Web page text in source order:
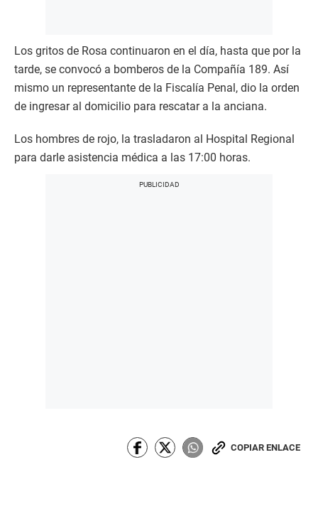
Los gritos de Rosa continuaron en el día, hasta que por la
tarde, se convocó a bomberos de la Compañía 189. Así
mismo un representante de la Fiscalía Penal, dio la orden
de ingresar al domicilio para rescatar a la anciana.
Los hombres de rojo, la trasladaron al Hospital Regional
para darle asistencia médica a las 17:00 horas.
COPIAR ENLACE